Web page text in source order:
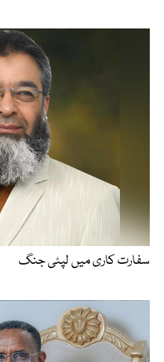
سفارت کاری میں لپٹی جنگ